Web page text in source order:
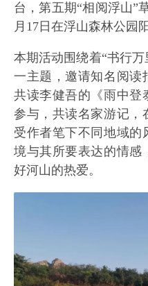
台，第五期“相阅浮山”
月17日在浮山森林公园
本期活动围绕着“书行
一主题，邀请知名阅读
共读李健吾的《雨中登
参与，共读名家游记，
受作者笔下不同地域的
境与其所要表达的情感
好河山的热爱。